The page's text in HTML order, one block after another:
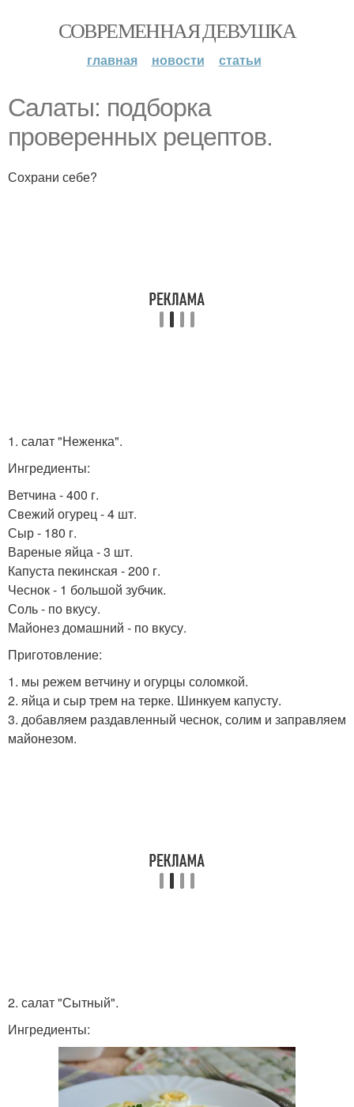
СОВРЕМЕННАЯ ДЕВУШКА
главная новости статьи
Салаты: подборка
проверенных рецептов.
Сохрани себе?
1. салат "Неженка".
Ингредиенты:
Ветчина - 400 г.
Свежий огурец - 4 шт.
Сыр - 180 г.
Вареные яйца - 3 шт.
Капуста пекинская - 200 г.
Чеснок - 1 большой зубчик.
Соль - по вкусу.
Майонез домашний - по вкусу.
Приготовление:
1. мы режем ветчину и огурцы соломкой.
2. яйца и сыр трем на терке. Шинкуем капусту.
3. добавляем раздавленный чеснок, солим и заправляем
майонезом.
2. салат "Сытный".
Ингредиенты: